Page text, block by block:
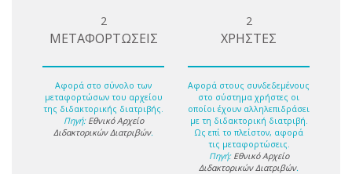
2
ΜΕΤΑΦΟΡΤΩΣΕΙΣ
Αφορά στο σύνολο των
μεταφορτώσων του αρχείου
της διδακτορικής διατριβής.
Πηγή: Εθνικό Αρχείο
Διδακτορικών Διατριβών.
2
ΧΡΗΣΤΕΣ
Αφορά στους συνδεδεμένους
στο σύστημα χρήστες οι
οποίοι έχουν αλληλεπιδράσει
με τη διδακτορική διατριβή.
Ως επί το πλείστον, αφορά
τις μεταφορτώσεις.
Πηγή: Εθνικό Αρχείο
Διδακτορικών Διατριβών.